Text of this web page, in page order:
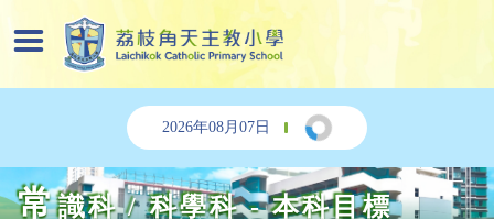
2026年08月07日
常識科 / 科學科 - 本科目標